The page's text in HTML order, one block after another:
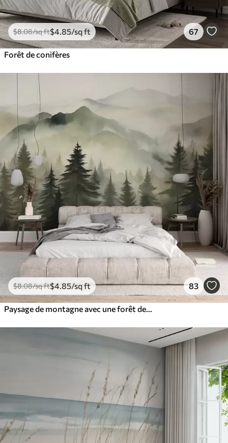
$8.08/sq ft$4 .85/sq ft 67
Forêt de conifères
$8.08/sq ft$4 .85/sq ft 83